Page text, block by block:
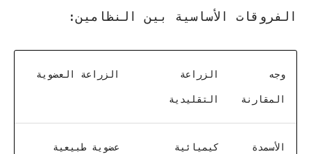
الفروقات الأساسية بين النظامين:
وجه
المقارنة
الزراعة
التقليدية
الزراعة العضوية
الأسمدة كيميائية عضوية طبيعية